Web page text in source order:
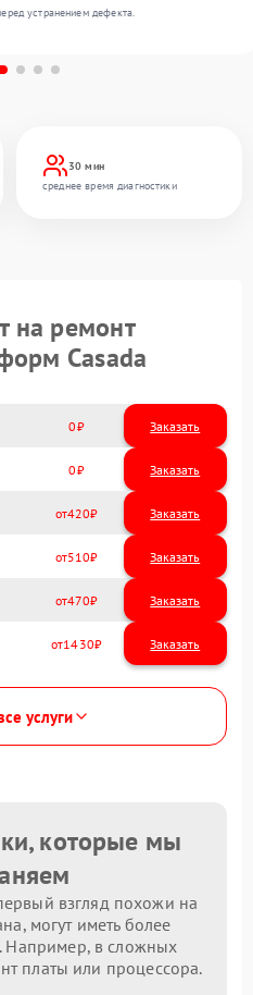
30 мин
среднее время диагностики
устранением дефекта.
на ремонт
Casada
0 Заказать
0 Заказать
420
510
470
1430
услуги
которые мы
взгляд похожи на
могут иметь более
Например, в сложных
платы или процессора.